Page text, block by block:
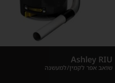
Ashley RIU
שואב אפר לקמין/למעשנה